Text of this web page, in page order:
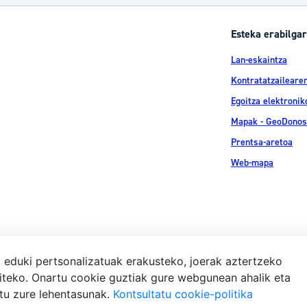
Iragarki ofizialen taula
Esteka
Lan-eskaintza
Egoitza
Mapak -
Prentsa-aretoa
Web-mapa
Lege-
pertsonalizatuak erakusteko, joerak aztertzeko
Onartu cookie guztiak gure webgunean ahalik eta
zure lehentasunak. Kontsultatu cookie-politika